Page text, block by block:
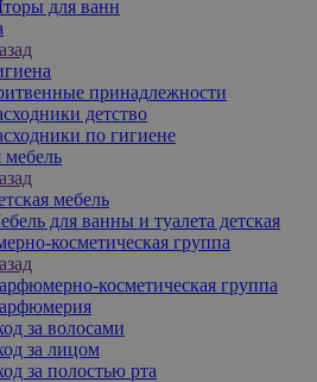
для ванн
принадлежности
детство
по гигиене
мебель
мебель
для ванны и туалета детская
косметическая группа
косметическая группа
за волосами
за лицом
за полостью рта